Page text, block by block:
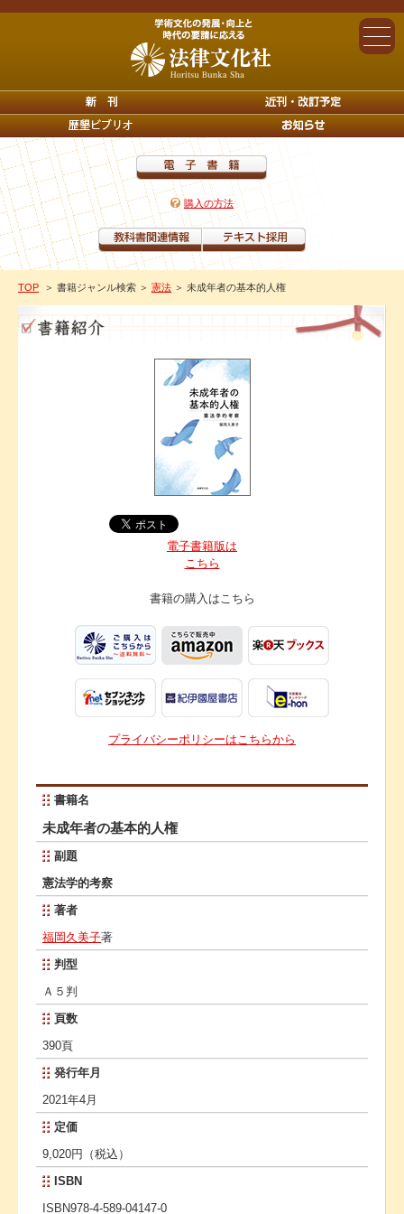
購入の方法
TOP ＞ 書籍ジャンル検索 ＞ 憲法 ＞ 未成年者の基本的人権
電子書籍版は
こちら
書籍の購入はこちら
プライバシーポリシーはこちらから
書籍名
未成年者の基本的人権
副題
憲法学的考察
著者
福岡久美子著
判型
Ａ５判
頁数
390頁
発行年月
2021年4月
定価
9,020円（税込）
ISBN
ISBN978-4-589-04147-0